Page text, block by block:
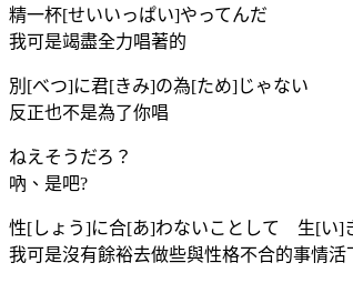
精一杯[せいいっぱい]やってんだ
我可是竭盡全力唱著的
別[べつ]に君[きみ]の為[ため]じゃない
反正也不是為了你唱
ねえそうだろ？
吶、是吧?
性[しょう]に合[あ]わないことして 生[い]
我可是沒有餘裕去做些與性格不合的事情活